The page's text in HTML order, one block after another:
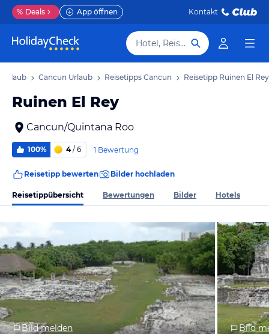
% Deals App öffnen Kontakt
Hotel, Reiseziel
Urlaub Cancun Urlaub Reisetipps Cancun Reisetipp Ruinen El Rey
Ruinen El Rey
Cancun/Quintana Roo
100% 4/ 6 1 Bewertung
Reisetipp bewerten Bilder hochladen
Reisetippübersicht Bewertungen Bilder Hotels
Bild melden Bild